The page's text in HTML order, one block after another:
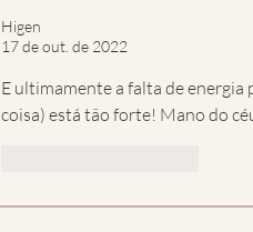
Higen
17 de out. de 2022
E ultimamente a falta de
coisa) está tão forte! Mano do